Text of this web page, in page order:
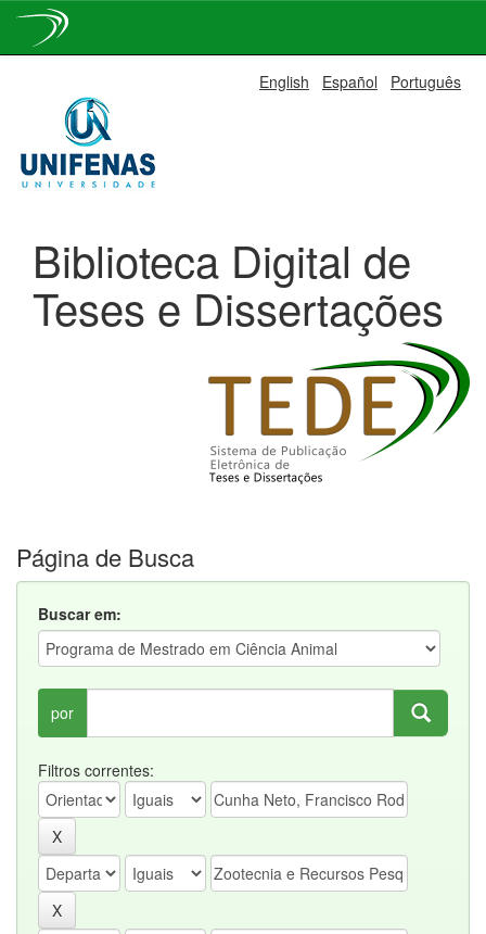
navigation
English Español Português
Biblioteca Digital de
Teses e Dissertações
Página de Busca
Buscar em:
por
Filtros correntes: